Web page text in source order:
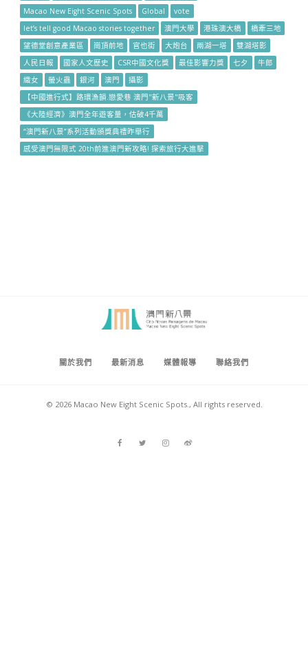
Macao New Eight Scenic Spots
Global
vote
let’s tell good Macao stories together
澳門大學 港珠澳大橋
橋牽三地
望德堂創意產業區
崗頂前地 官也街 大炮台 兩湖一塔
雙湖塔影
人民日報
國家人文歷史 CSR中國文化獎 最佳影響力獎 七夕
牛郎
織女
螢火蟲 銀河 澳門
攝影
【中國進行式】路環漁韻.戀愛巷 澳門"新八景"吸客
《大陸經濟》澳門全年遊客量，估破4千萬
“澳門新八景”系列活動頒獎典禮昨舉行
感受澳門無限式 20th前進澳門新攻略! 探索旅行大進擊
關於我們 最新消息 媒體報導 聯絡我們
© 2026 Macao New Eight Scenic Spots., All rights reserved.